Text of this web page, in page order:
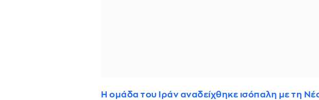
Η ομάδα του Ιράν αναδείχθηκε ισόπαλη με τη